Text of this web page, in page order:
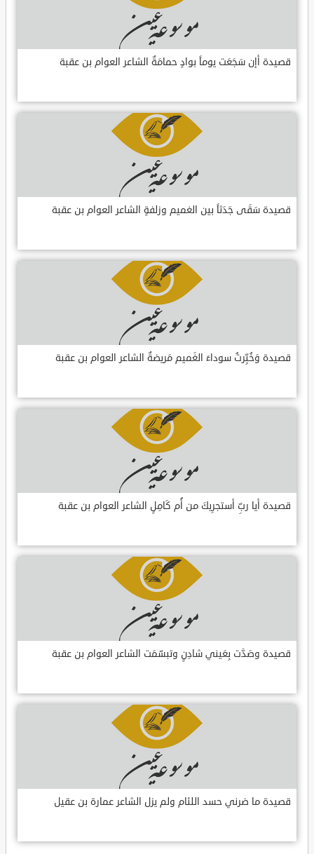
قصيدة أإن سَجَعَت يوماً بوادٍ حمامَةٌ الشاعر العوام بن عقبة
قصيدة سَقَى جَدَثاً بين الغميم وزلفةٍ الشاعر العوام بن عقبة
قصيدة وَخُبِّرتُ سوداءَ الغَميم مَريضةٌ الشاعر العوام بن عقبة
قصيدة أيا ربِّ أستجرِيكَ من أُم كَامِلٍ الشاعر العوام بن عقبة
قصيدة وصَدَّت بِعَيني شادِنٍ وتبسّمَت الشاعر العوام بن عقبة
قصيدة ما ضرني حسد اللئام ولم يزل الشاعر عمارة بن عقيل